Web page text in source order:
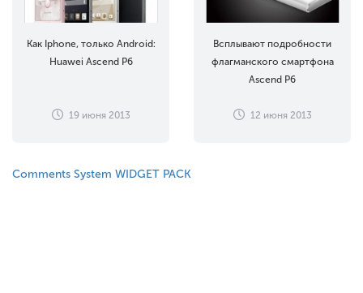
Как Iphone, только Android:
Huawei Ascend P6
19 июня 2013
Всплывают подробности
флагманского смартфона
Ascend P6
12 июня 2013
Comments System WIDGET PACK